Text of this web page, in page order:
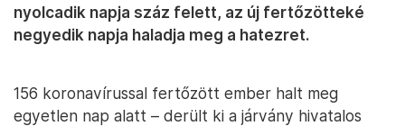
nyolcadik napja száz felett, az új fertőzötteké
negyedik napja haladja meg a hatezret.
156 koronavírussal fertőzött ember halt meg
egyetlen nap alatt – derült ki a járvány hivatalos